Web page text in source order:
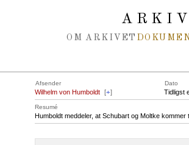
OM ARKIVET
Afsender Dato
Wilhelm von Humboldt [+] Tidligst
Resumé
Humboldt meddeler, at Schubart og Moltke